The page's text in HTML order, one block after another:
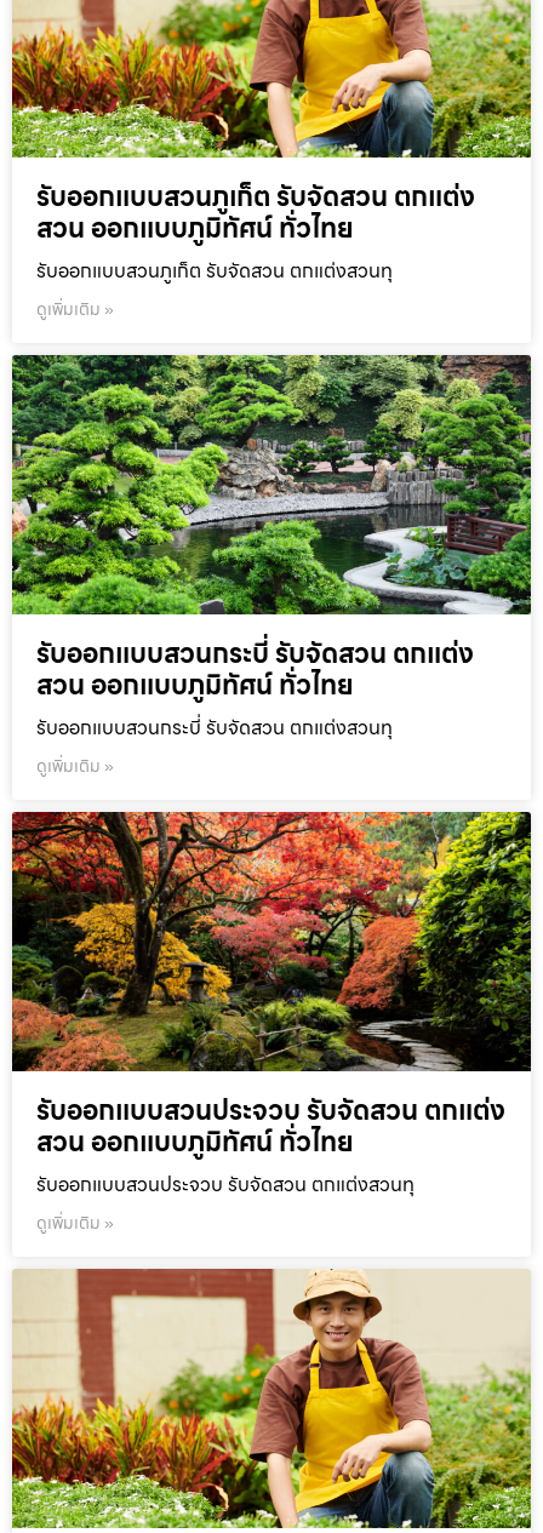
รับออกแบบสวนภูเก็ต รับจัดสวน ตกแต่ง
สวน ออกแบบภูมิทัศน์ ทั่วไทย
รับออกแบบสวนภูเก็ต รับจัดสวน ตกแต่งสวนทุ
ดูเพิ่มเติม »
รับออกแบบสวนกระบี่ รับจัดสวน ตกแต่ง
สวน ออกแบบภูมิทัศน์ ทั่วไทย
รับออกแบบสวนกระบี่ รับจัดสวน ตกแต่งสวนทุ
ดูเพิ่มเติม »
รับออกแบบสวนประจวบ รับจัดสวน ตกแต่ง
สวน ออกแบบภูมิทัศน์ ทั่วไทย
รับออกแบบสวนประจวบ รับจัดสวน ตกแต่งสวนทุ
ดูเพิ่มเติม »